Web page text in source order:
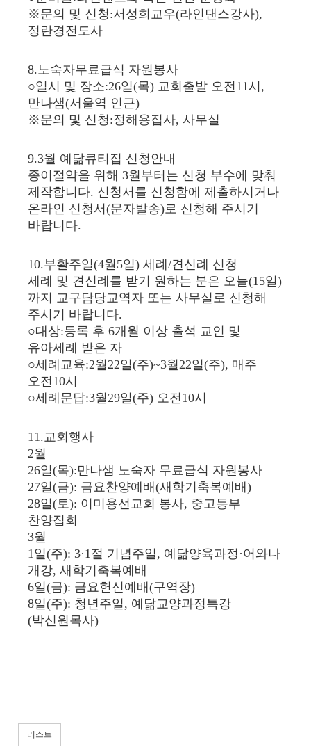
※문의 및 신청:서성희교우(라인댄스강사),
정란경전도사
8.노숙자무료급식 자원봉사
○일시 및 장소:26일(목) 교회출발 오전11시,
만나샘(서울역 인근)
※문의 및 신청:정해용집사, 사무실
9.3월 예닮큐티집 신청안내
종이절약을 위해 3월부터는 신청 부수에 맞춰
제작합니다. 신청서를 신청함에 제출하시거나
온라인 신청서(문자발송)로 신청해 주시기
바랍니다.
10.부활주일(4월5일) 세례/견신례 신청
세례 및 견신례를 받기 원하는 분은 오늘(15일)
까지 교구담당교역자 또는 사무실로 신청해
주시기 바랍니다.
○대상:등록 후 6개월 이상 출석 교인 및
유아세례 받은 자
○세례교육:2월22일(주)~3월22일(주), 매주
오전10시
○세례문답:3월29일(주) 오전10시
11.교회행사
2월
26일(목):만나샘 노숙자 무료급식 자원봉사
27일(금): 금요찬양예배(새학기축복예배)
28일(토): 이미용선교회 봉사, 중고등부
찬양집회
3월
1일(주): 3·1절 기념주일, 예닮양육과정·어와나
개강, 새학기축복예배
6일(금): 금요헌신예배(구역장)
8일(주): 청년주일, 예닮교양과정특강
(박신원목사)
리스트